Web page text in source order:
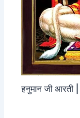
हनुमान जी